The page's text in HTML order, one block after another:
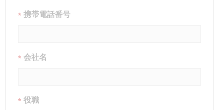
* 携帯電話番号
* 会社名
* 役職